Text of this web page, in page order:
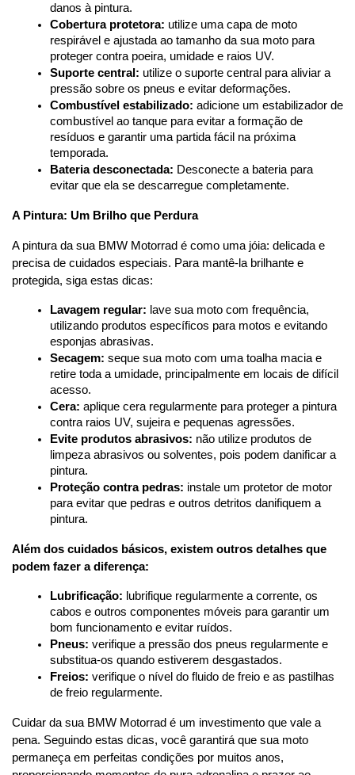
danos à pintura.
Cobertura protetora: utilize uma capa de moto
respirável e ajustada ao tamanho da sua moto para
proteger contra poeira, umidade e raios UV.
Suporte central: utilize o suporte central para aliviar a
pressão sobre os pneus e evitar deformações.
Combustível estabilizado: adicione um estabilizador de
combustível ao tanque para evitar a formação de
resíduos e garantir uma partida fácil na próxima
temporada.
Bateria desconectada: Desconecte a bateria para
evitar que ela se descarregue completamente.
A Pintura: Um Brilho que Perdura
A pintura da sua BMW Motorrad é como uma jóia: delicada e
precisa de cuidados especiais. Para mantê-la brilhante e
protegida, siga estas dicas:
Lavagem regular: lave sua moto com frequência,
utilizando produtos específicos para motos e evitando
esponjas abrasivas.
Secagem: seque sua moto com uma toalha macia e
retire toda a umidade, principalmente em locais de difícil
acesso.
Cera: aplique cera regularmente para proteger a pintura
contra raios UV, sujeira e pequenas agressões.
Evite produtos abrasivos: não utilize produtos de
limpeza abrasivos ou solventes, pois podem danificar a
pintura.
Proteção contra pedras: instale um protetor de motor
para evitar que pedras e outros detritos danifiquem a
pintura.
Além dos cuidados básicos, existem outros detalhes que
podem fazer a diferença:
Lubrificação: lubrifique regularmente a corrente, os
cabos e outros componentes móveis para garantir um
bom funcionamento e evitar ruídos.
Pneus: verifique a pressão dos pneus regularmente e
substitua-os quando estiverem desgastados.
Freios: verifique o nível do fluido de freio e as pastilhas
de freio regularmente.
Cuidar da sua BMW Motorrad é um investimento que vale a
pena. Seguindo estas dicas, você garantirá que sua moto
permaneça em perfeitas condições por muitos anos,